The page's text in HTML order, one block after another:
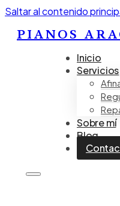
Saltar al contenido
PIANOS
Inicio
Servicios
Sobre mí
Blog